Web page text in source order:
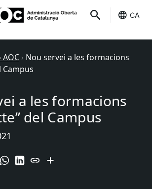
CA
› Nou servei a les formacions
Campus
a les formacions
del Campus